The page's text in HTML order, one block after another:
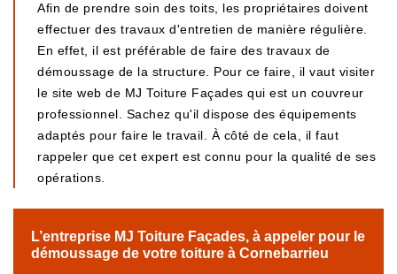
Afin de prendre soin des toits, les propriétaires doivent
effectuer des travaux d'entretien de manière régulière.
En effet, il est préférable de faire des travaux de
démoussage de la structure. Pour ce faire, il vaut visiter
le site web de MJ Toiture Façades qui est un couvreur
professionnel. Sachez qu'il dispose des équipements
adaptés pour faire le travail. À côté de cela, il faut
rappeler que cet expert est connu pour la qualité de ses
opérations.
L’entreprise MJ Toiture Façades, à appeler pour le
démoussage de votre toiture à Cornebarrieu